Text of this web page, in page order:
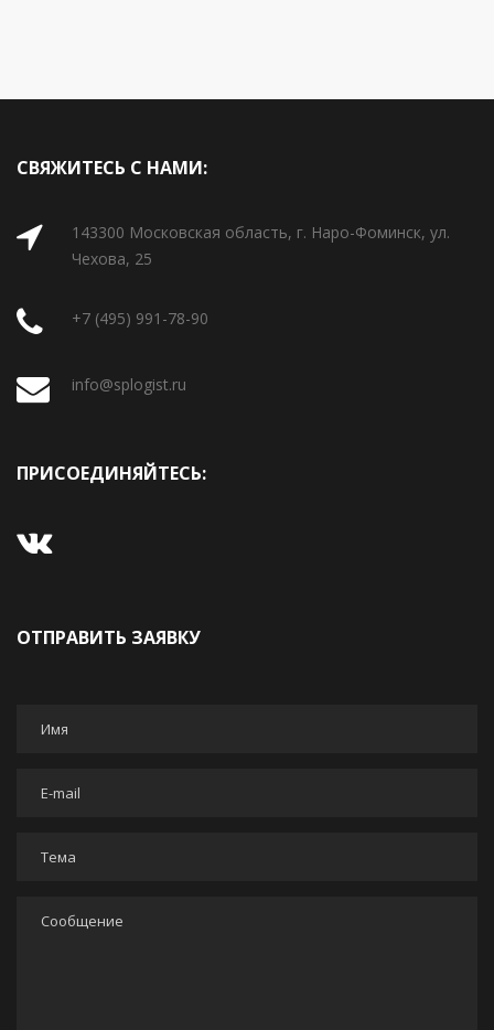
СВЯЖИТЕСЬ С НАМИ:
143300 Московская область, г. Наро-Фоминск, ул.
Чехова, 25
+7 (495) 991-78-90
info@splogist.ru
ПРИСОЕДИНЯЙТЕСЬ:
ОТПРАВИТЬ ЗАЯВКУ
Сообщение